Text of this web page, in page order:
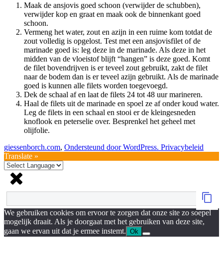
Maak de ansjovis goed schoon (verwijder de schubben),
verwijder kop en graat en maak ook de binnenkant goed
schoon.
Vermeng het water, zout en azijn in een ruime kom totdat de
zout volledig is opgelost. Test met een ansjovisfilet of de
marinade goed is: leg deze in de marinade. Als deze in het
midden van de vloeistof blijft “hangen” is deze goed. Komt
de filet bovendrijven is er teveel zout gebruikt, zakt de filet
naar de bodem dan is er teveel azijn gebruikt. Als de marinade
goed is kunnen alle filets worden toegevoegd.
Dek de schaal af en laat de filets 24 tot 48 uur marineren.
Haal de filets uit de marinade en spoel ze af onder koud water.
Leg de filets in een schaal en stooi er de kleingesneden
knoflook en peterselie over. Besprenkel het geheel met
olijfolie.
giessenborch.com, Ondersteund door WordPress. Privacybeleid
Translate »
We gebruiken cookies om ervoor te zorgen dat onze site zo soepel
mogelijk draait. Als je doorgaat met het gebruiken van deze site,
gaan we ervan uit dat je ermee instemt. Ok